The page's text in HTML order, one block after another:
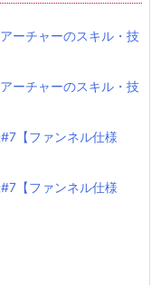
ーチャーのスキル・技
ーチャーのスキル・技
【ファンネル仕様
【ファンネル仕様